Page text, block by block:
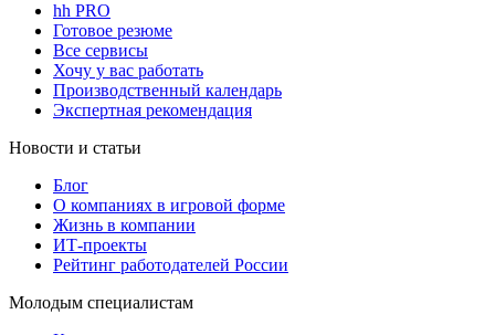
hh PRO
Готовое резюме
Все сервисы
Хочу у вас работать
Производственный календарь
Экспертная рекомендация
Новости и статьи
Блог
О компаниях в игровой форме
Жизнь в компании
ИТ-проекты
Рейтинг работодателей России
Молодым специалистам